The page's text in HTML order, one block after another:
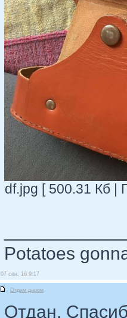
df.jpg [ 500.31 Кб |
Potatoes
07 сен, 16 9:17
Отдам даром
Отдан.